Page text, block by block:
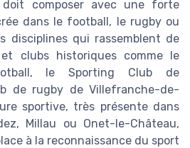
doit composer avec une forte
dans le football, le rugby ou
disciplines qui rassemblent de
clubs historiques comme le
le Sporting Club de
de rugby de Villefranche-de-
sportive, très présente dans
Millau ou Onet-le-Château,
à la reconnaissance du sport